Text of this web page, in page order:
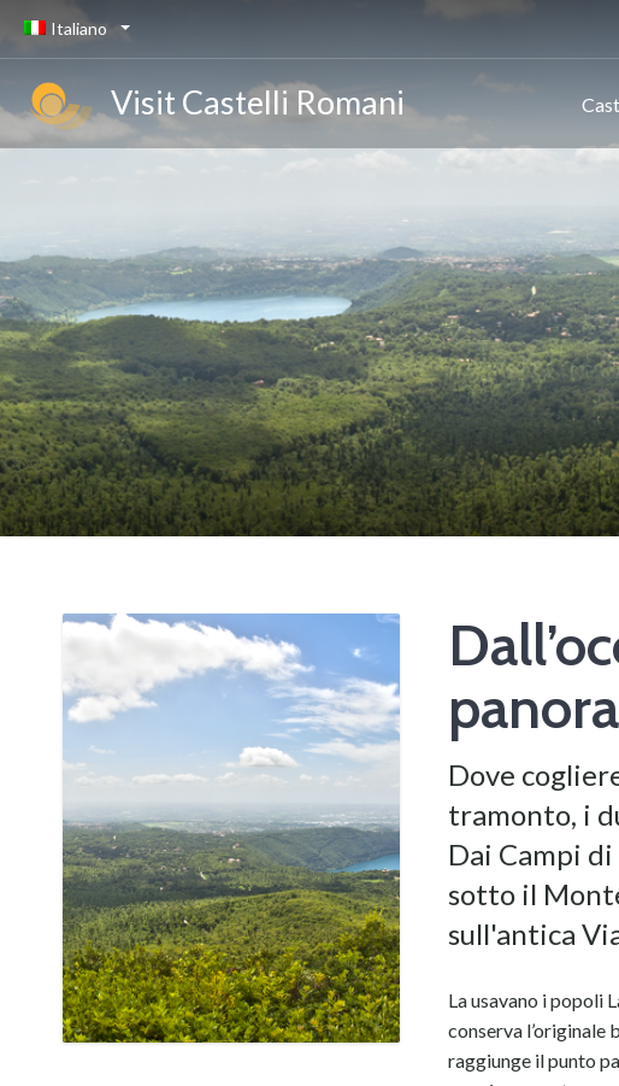
Italiano
Visit Castelli Romani
Dove
tramonto, i
Dai Campi
sotto il
sull'antica
La usavano i popoli
conserva l’originale
raggiunge il punto